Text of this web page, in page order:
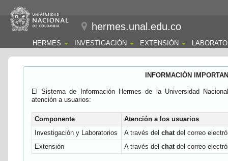
hermes.unal.edu.co
HERMES INVESTIGACIÓN EXTENSIÓN
INFORMACIÓN
El Sistema de Información Hermes de la Universidad
atención a usuarios:
Componente
Atención a los usuarios
Investigación y Laboratorios
A través del chatdel correo
Extensión
A través del chatdel correo